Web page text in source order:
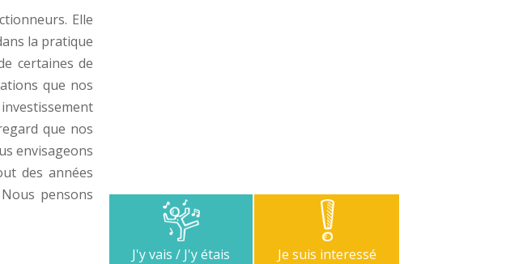
Elle
la pratique
certaines de
que nos
que nos
envisageons
des années
pensons
J'y vais / J'y étais Je suis interessé